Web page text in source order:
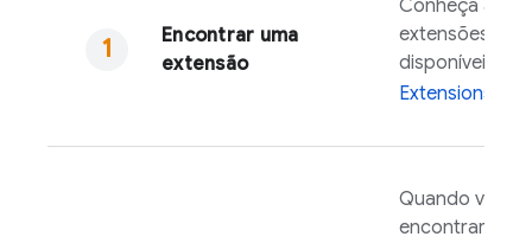
Encontrar uma
extensão
Conheça as
extensões
disponíveis em
Extensions
Quando você
encontrar uma